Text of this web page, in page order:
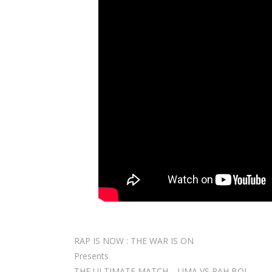
RAP IS NOW : THE WAR IS ON
Presents